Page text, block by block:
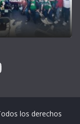
los derechos